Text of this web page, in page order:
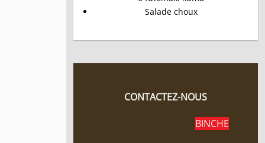
Salade choux
CONTACTEZ-NOUS
BINCHE